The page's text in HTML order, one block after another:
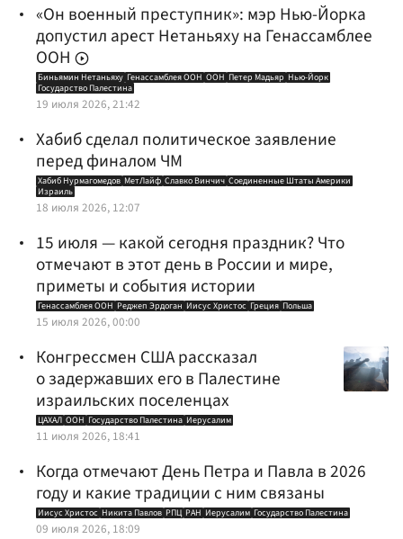
«Он военный преступник»: мэр Нью-Йорка
допустил арест Нетаньяху на Генассамблее
ООН
Биньямин Нетаньяху Генассамблея ООН ООН Петер Мадьяр Нью-Йорк
Государство Палестина
19 июля 2026, 21:42
Хабиб сделал политическое заявление
перед финалом ЧМ
Хабиб Нурмагомедов МетЛайф Славко Винчич Соединенные Штаты Америки
Израиль
18 июля 2026, 12:07
15 июля — какой сегодня праздник? Что
отмечают в этот день в России и мире,
приметы и события истории
Генассамблея ООН Реджеп Эрдоган Иисус Христос Греция Польша
15 июля 2026, 00:00
Конгрессмен США рассказал
о задержавших его в Палестине
израильских поселенцах
ЦАХАЛ ООН Государство Палестина Иерусалим
11 июля 2026, 18:41
Когда отмечают День Петра и Павла в 2026
году и какие традиции с ним связаны
Иисус Христос Никита Павлов РПЦ РАН Иерусалим Государство Палестина
09 июля 2026, 18:09